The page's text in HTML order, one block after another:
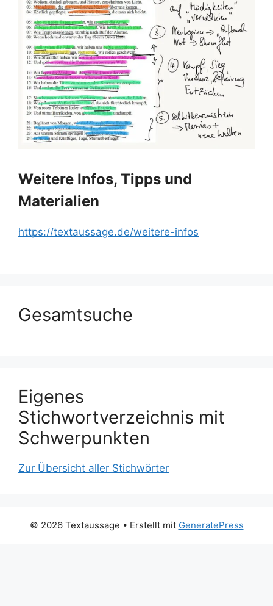
Weitere Infos, Tipps und
Materialien
https://textaussage.de/weitere-infos
Gesamtsuche
Eigenes
Stichwortverzeichnis mit
Schwerpunkten
Zur Übersicht aller Stichwörter
© 2026 Textaussage • Erstellt mit GeneratePress